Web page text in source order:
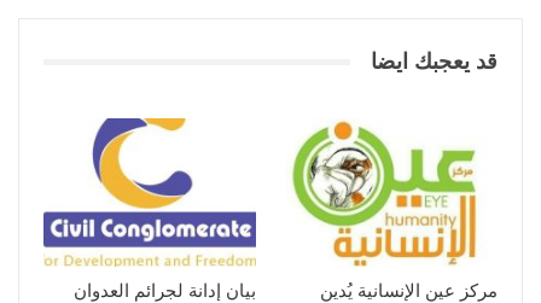
قد يعجبك ايضا
مركز عين الإنسانية يُدين
بيان إدانة لجرائم العدوان